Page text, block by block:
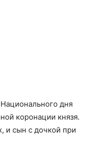
дня
коронации князя.
и сын с дочкой при